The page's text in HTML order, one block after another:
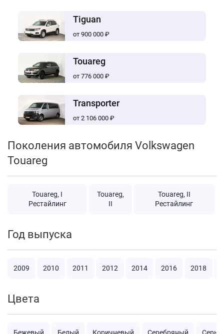
Tiguan
от 900 000 ₽
Touareg
от 776 000 ₽
Transporter
от 2 106 000 ₽
Поколения автомобиля Volkswagen
Touareg
Touareg, I
Рестайлинг
Touareg,
II
Touareg, II
Рестайлинг
Год выпуска
2009 2010 2011 2012 2014 2016 2018
Цвета